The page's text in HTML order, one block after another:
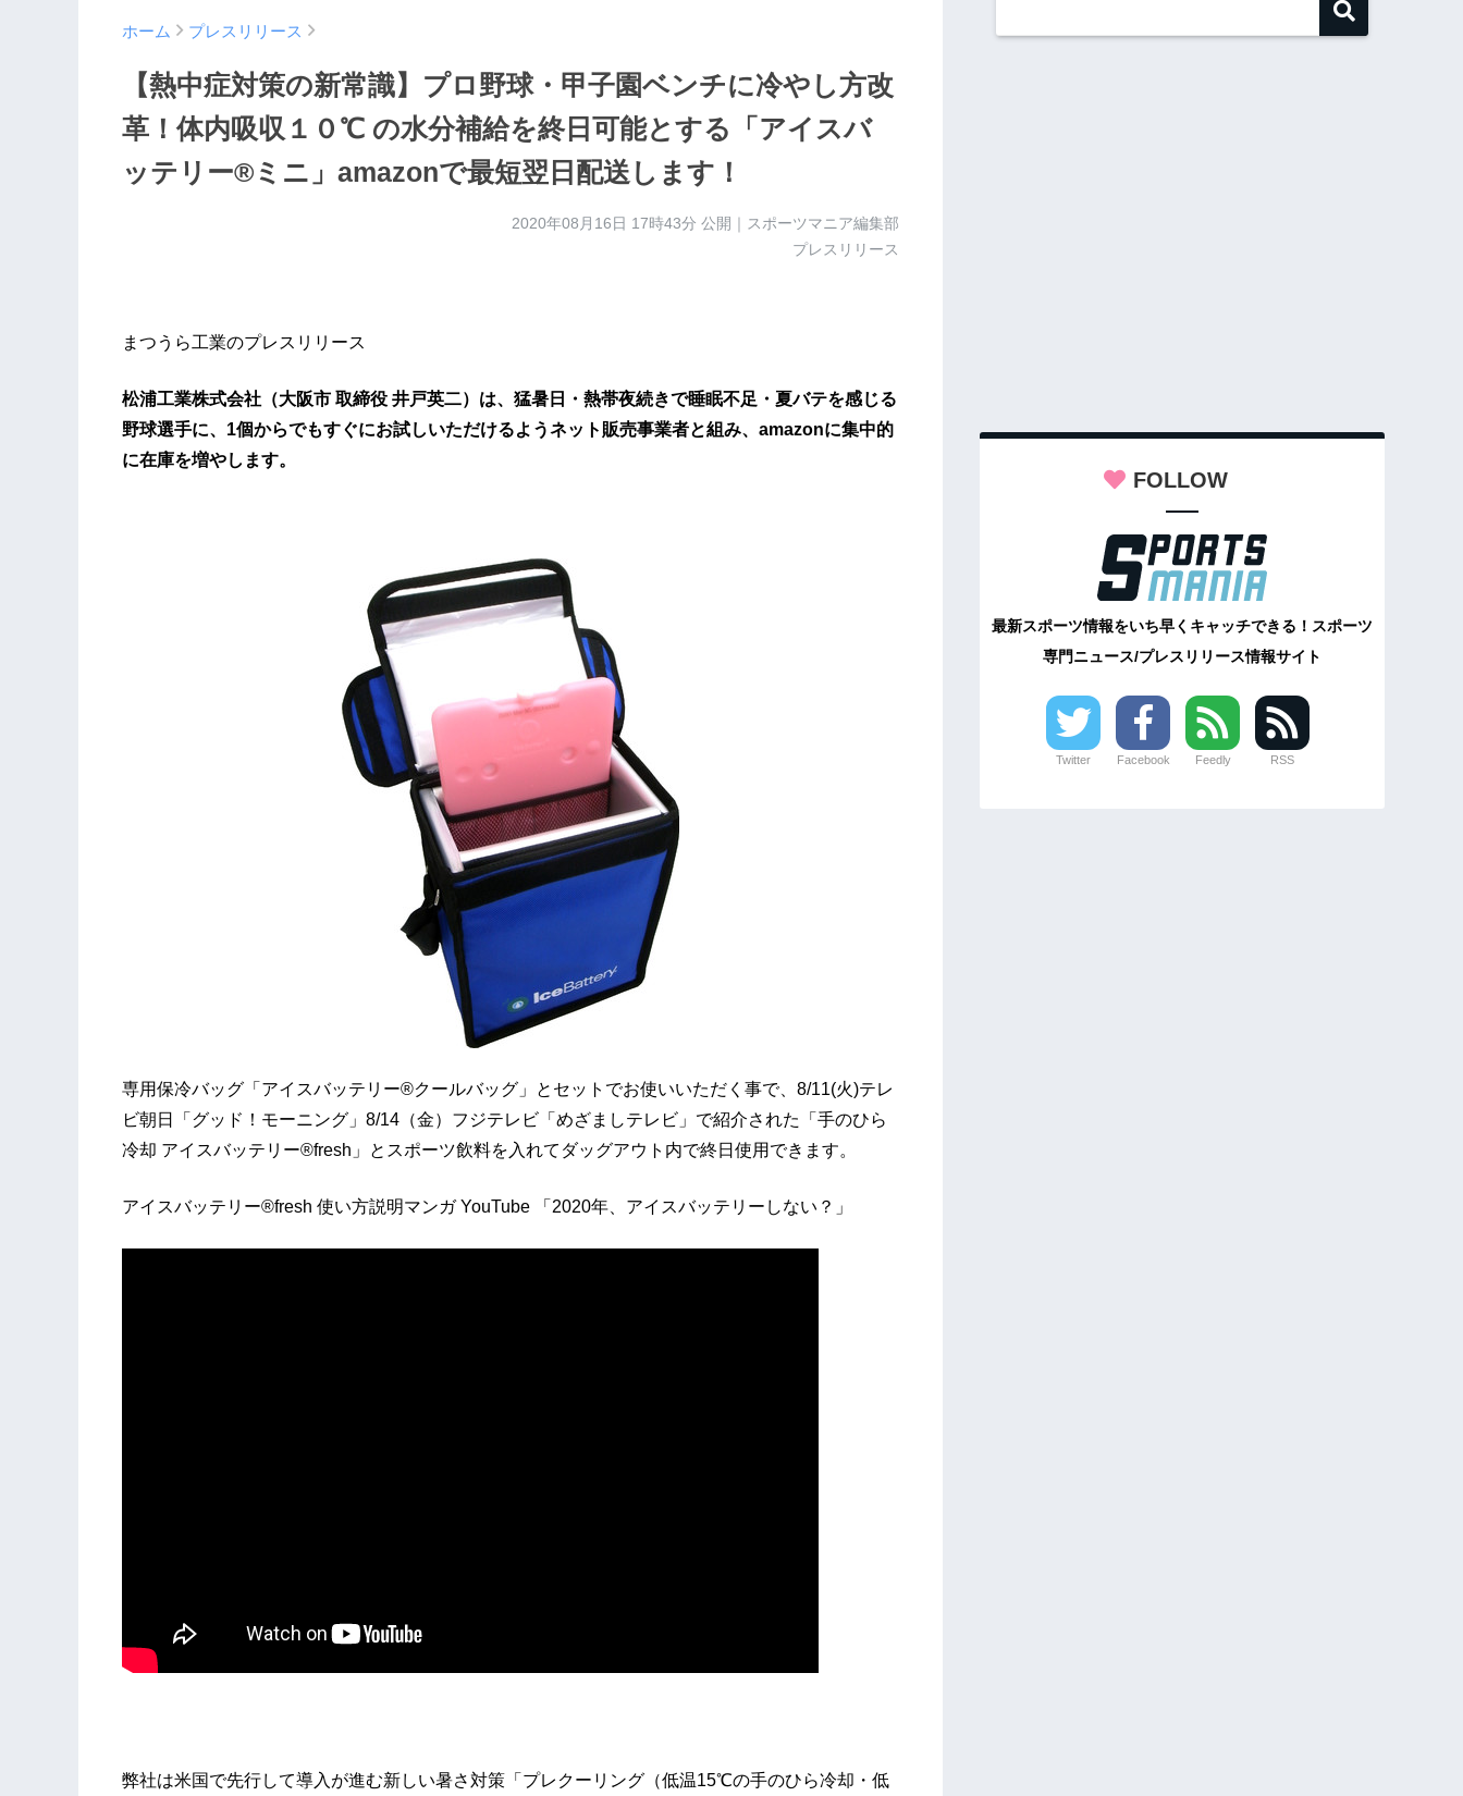
ホーム プレスリリース
【熱中症対策の新常識】プロ野球・甲子園ベンチに冷やし方改
革！体内吸収１０℃ の水分補給を終日可能とする「アイスバ
ッテリー®ミニ」amazonで最短翌日配送します！
2020年08月16日 17時43分 公開｜スポーツマニア編集部
プレスリリース
まつうら工業のプレスリリース
松浦工業株式会社（大阪市 取締役 井戸英二）は、猛暑日・熱帯夜続きで睡眠不足・夏バテを感じる
野球選手に、1個からでもすぐにお試しいただけるようネット販売事業者と組み、amazonに集中的
に在庫を増やします。
専用保冷バッグ「アイスバッテリー®クールバッグ」とセットでお使いいただく事で、8/11(火)テレ
ビ朝日「グッド！モーニング」8/14（金）フジテレビ「めざましテレビ」で紹介された「手のひら
冷却 アイスバッテリー®fresh」とスポーツ飲料を入れてダッグアウト内で終日使用できます。
アイスバッテリー®fresh 使い方説明マンガ YouTube 「2020年、アイスバッテリーしない？」
弊社は米国で先行して導入が進む新しい暑さ対策「プレクーリング（低温15℃の手のひら冷却・低
FOLLOW
最新スポーツ情報をいち早くキャッチできる！スポーツ
専門ニュース/プレスリリース情報サイト
Twitter Facebook Feedly RSS